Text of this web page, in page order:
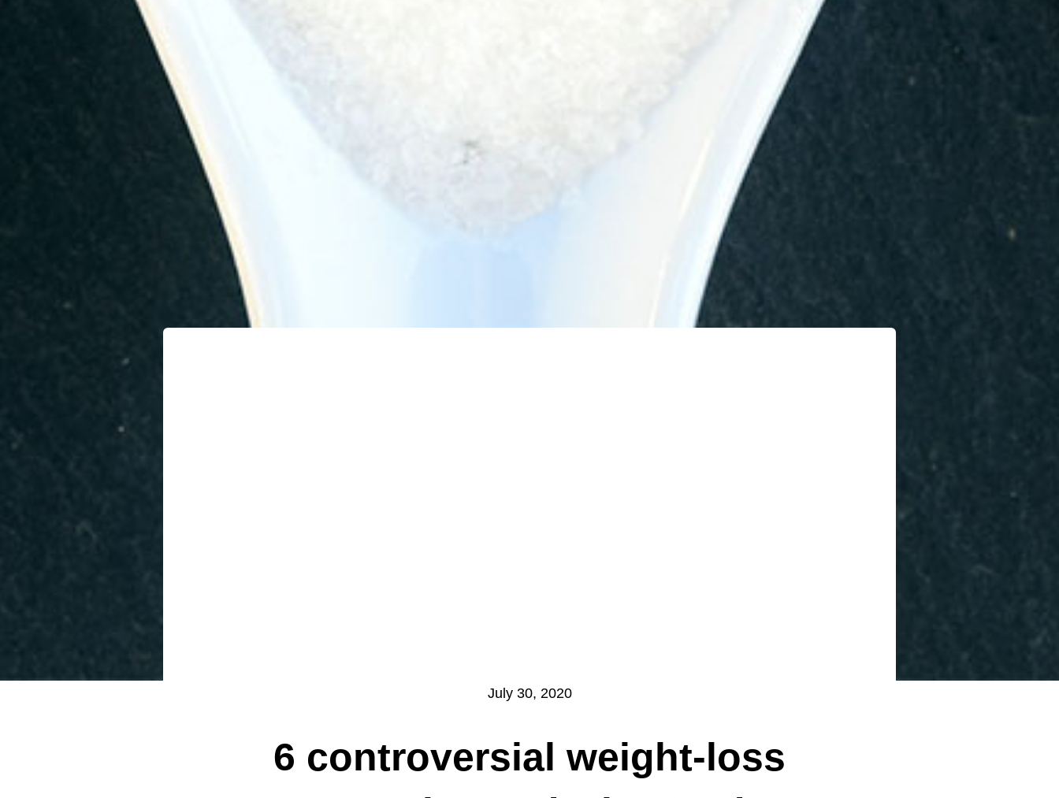
July 30, 2020
6 controversial weight-loss